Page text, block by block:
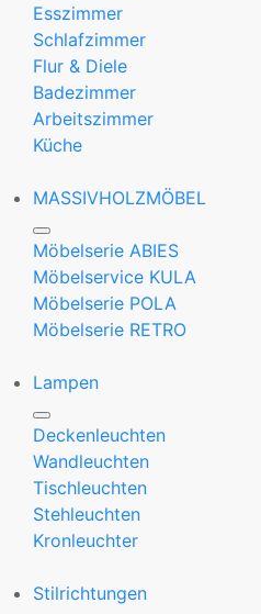
Esszimmer
Schlafzimmer
Flur & Diele
Badezimmer
Arbeitszimmer
Küche
MASSIVHOLZMÖBEL
Möbelserie ABIES
Möbelservice KULA
Möbelserie POLA
Möbelserie RETRO
Lampen
Deckenleuchten
Wandleuchten
Tischleuchten
Stehleuchten
Kronleuchter
Stilrichtungen